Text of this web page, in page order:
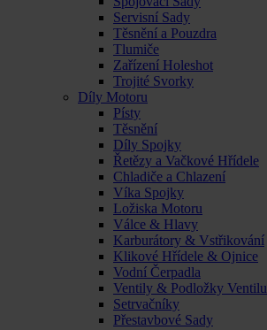
Servisní Sady
Těsnění a Pouzdra
Tlumiče
Zařízení Holeshot
Trojité Svorky
Díly Motoru
Písty
Těsnění
Díly Spojky
Řetězy a Vačkové Hřídele
Chladiče a Chlazení
Víka Spojky
Ložiska Motoru
Válce & Hlavy
Karburátory & Vstřikování
Klikové Hřídele & Ojnice
Vodní Čerpadla
Ventily & Podložky Ventilu
Setrvačníky
Přestavbové Sady